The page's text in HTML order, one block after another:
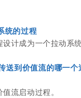
统的过程
计成为一个拉动系
送到价值流的哪一
流启动过程。